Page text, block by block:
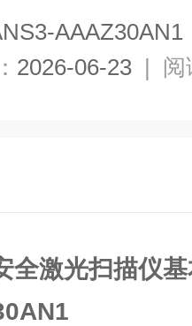
AAAZ30AN1
2026-06-23 | 阅
全激光扫描仪